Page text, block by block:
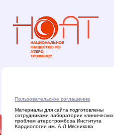
Пользовательское соглашение
Материалы для сайта подготовлены
сотрудниками лаборатории клинических
проблем атеротромбоза Института
Кардиологии им. А.Л.Мясникова